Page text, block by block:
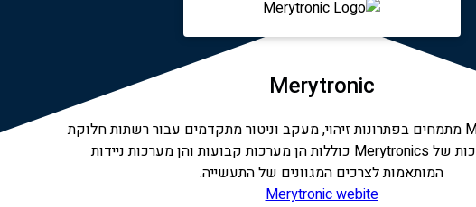
Merytronic
Merytronics מתמחים בפתרונות זיהוי, מעקב וניטור מתקדמים עבור רשתות חלוקת
המערכות של Merytronics כוללות הן מערכות קבועות והן מערכות ניידות
המותאמות לצרכים המגוונים של התעשייה.
Merytronic webite